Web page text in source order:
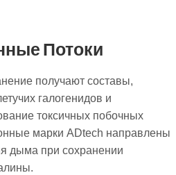
Потоки
получают составы,
галогенидов и
токсичных побочных
марки ADtech направлены
дыма при сохранении